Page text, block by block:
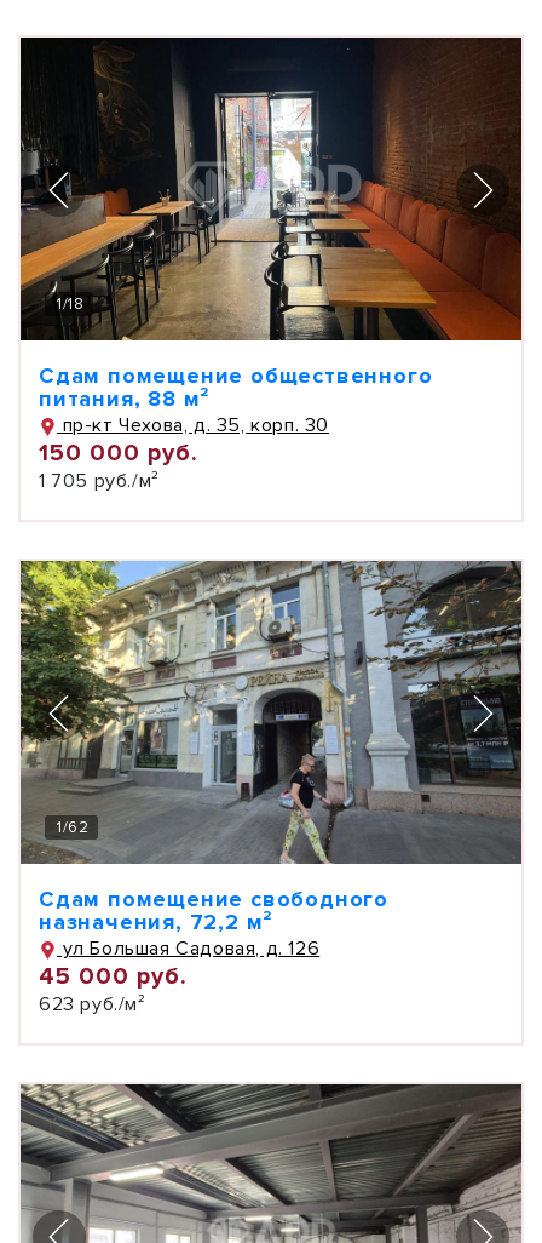
1/18
Сдам помещение общественного
питания, 88 м²
пр-кт Чехова, д. 35, корп. 30
150 000 руб.
1 705 руб./м²
1/62
Сдам помещение свободного
назначения, 72,2 м²
ул Большая Садовая, д. 126
45 000 руб.
623 руб./м²